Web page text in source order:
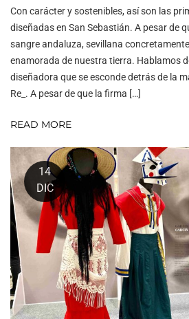
Con carácter y sostenibles, así son las
diseñadas en San Sebastián. A pesar de
sangre andaluza, sevillana
enamorada de nuestra tierra. Hablamos
diseñadora que se esconde detrás de la
Re_. A pesar de que la firma […]
READ MORE
14
DIC